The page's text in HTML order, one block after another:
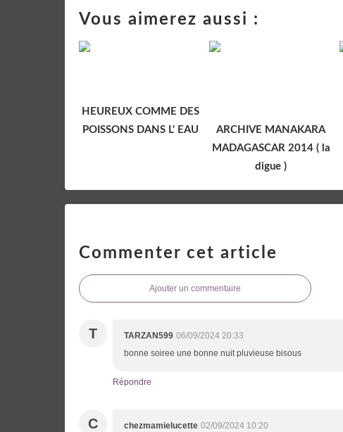
Vous aimerez aussi :
HEUREUX COMME DES
POISSONS DANS L' EAU
ARCHIVE MANAKARA
MADAGASCAR 2014 ( la
digue )
Commenter cet article
Ajouter un commentaire
T TARZAN599 06/09/2024 20:33
bonne soiree une bonne nuit pluvieuse bisous
Répondre
C chezmamielucette 02/09/2024 10:20